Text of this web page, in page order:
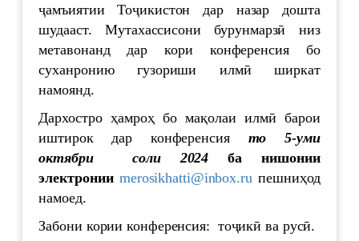
ҷамъиятии Тоҷикистон дар назар дошта
шудааст. Мутахассисони бурунмарзӣ низ
метавонанд дар кори конференсия бо
суханронию гузориши илмӣ ширкат
намоянд.
Дархостро ҳамроҳ бо мақолаи илмӣ барои
иштирок дар конференсия то 5-уми
октябри соли 2024ба нишонии
электронии merosikhatti@inbox.ru пешниҳод
намоед.
Забони кории конференсия: тоҷикӣ ва русӣ.